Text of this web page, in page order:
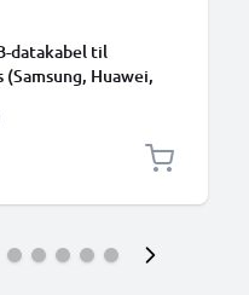
datakabel til
Huawei,
3A-
stik